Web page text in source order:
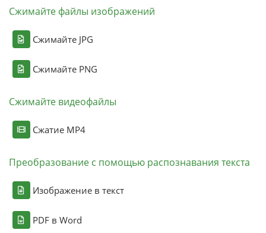
Сжимайте файлы изображений
Сжимайте JPG
Сжимайте PNG
Сжимайте видеофайлы
Сжатие MP4
Преобразование с помощью распознавания текста
Изображение в текст
PDF в Word